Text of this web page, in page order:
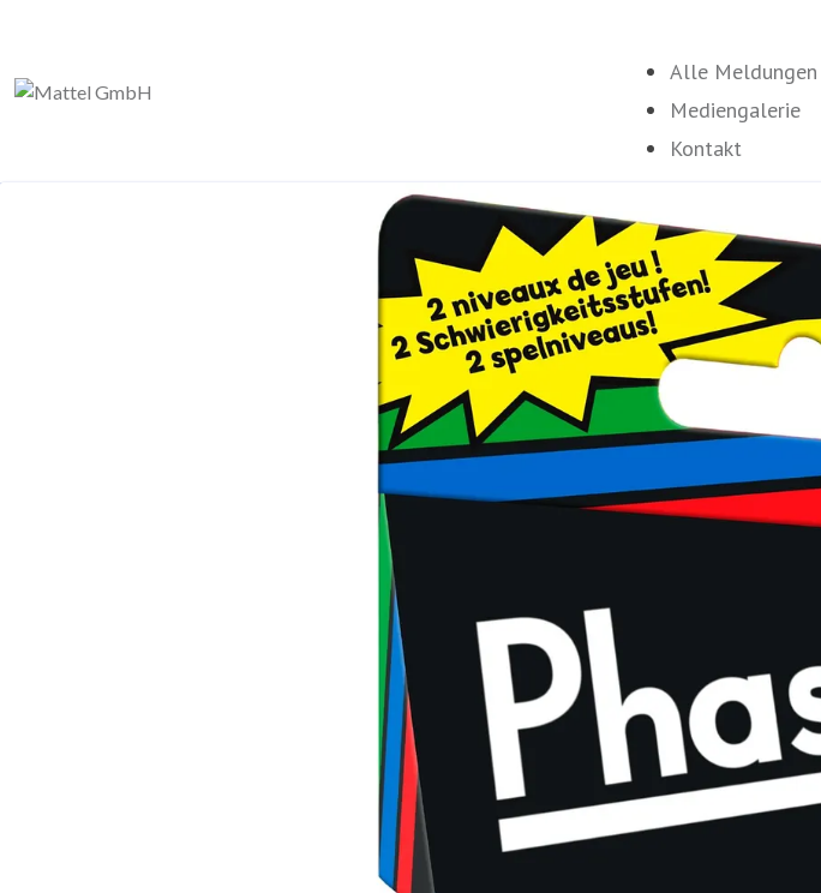
Alle Meldungen
Mediengalerie
Kontakt